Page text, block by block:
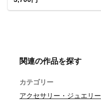
関連の作品を探す
カテゴリー
アクセサリー・ジュエリー